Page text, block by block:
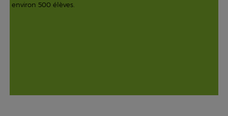
environ 500 élèves.